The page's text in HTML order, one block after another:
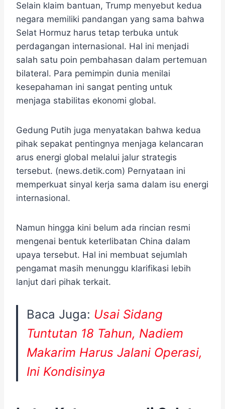
Selain klaim bantuan, Trump menyebut kedua
negara memiliki pandangan yang sama bahwa
Selat Hormuz harus tetap terbuka untuk
perdagangan internasional. Hal ini menjadi
salah satu poin pembahasan dalam pertemuan
bilateral. Para pemimpin dunia menilai
kesepahaman ini sangat penting untuk
menjaga stabilitas ekonomi global.
Gedung Putih juga menyatakan bahwa kedua
pihak sepakat pentingnya menjaga kelancaran
arus energi global melalui jalur strategis
tersebut. (news.detik.com) Pernyataan ini
memperkuat sinyal kerja sama dalam isu energi
internasional.
Namun hingga kini belum ada rincian resmi
mengenai bentuk keterlibatan China dalam
upaya tersebut. Hal ini membuat sejumlah
pengamat masih menunggu klarifikasi lebih
lanjut dari pihak terkait.
Baca Juga: Usai Sidang
Tuntutan 18 Tahun, Nadiem
Makarim Harus Jalani Operasi,
Ini Kondisinya